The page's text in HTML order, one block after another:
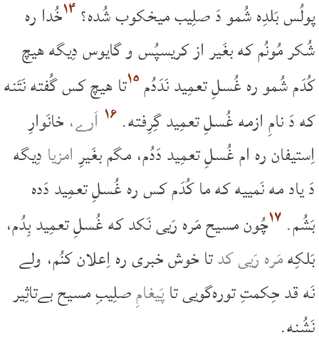
پولُس بَلدِه شُمو دَ صلِیب میخکوب شُده؟۱۴خُدا ره
شُکر مُونُم که بغَیر از کریسپُس و گایوس دِیگه هیچ
کُدَم شُمو ره غُسلِ تعمِید نَدَدُم ۱۵تا هیچ کس گُفته نَتَنه
که دَ نامِ ازمه غُسلِ تعمِید گِرِفته.۱۶ اَرے، خانَوارِ
اِستیفان ره ام غُسلِ تعمِید دَدُم، مگم بغَیرِامزیا دِیگه
دَ یاد مه نَمییه که ما کُدَم کس ره غُسلِ تعمِید دَده
بَشُم.۱۷چُون مسیح مَره رَیی نَکد که غُسلِ تعمِید بِدُم،
بَلکِهمَره رَیی کدتا خوش خبری ره اِعلان کنُم، ولے
نَه قد حِکمتِ توره‌گویی تاپَیغامِصلِیبِ مسیح بےتاثِیر
نَشُنه.